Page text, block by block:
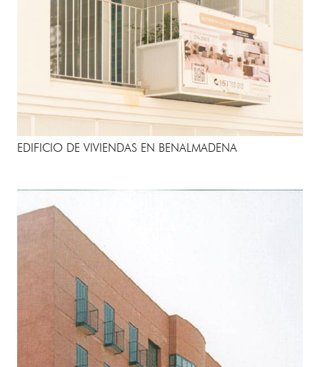
EDIFICIO DE VIVIENDAS EN BENALMADENA